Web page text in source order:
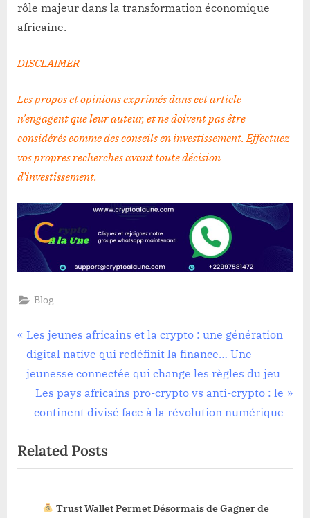
rôle majeur dans la transformation économique
africaine.
DISCLAIMER
Les propos et opinions exprimés dans cet article
n’engagent que leur auteur, et ne doivent pas être
considérés comme des conseils en investissement. Effectuez
vos propres recherches avant toute décision
d’investissement.
Blog
Navigation
de
l’article
P
r
e
u
s
Les jeunes africains et la crypto : une génération
digital native qui redéfinit la finance… Une
jeunesse connectée qui change les règles du jeu
N
e
t
P
Les pays africains pro-crypto vs anti-crypto : le
continent divisé face à la révolution numérique
Related Posts
Trust Wallet Permet Désormais de Gagner de